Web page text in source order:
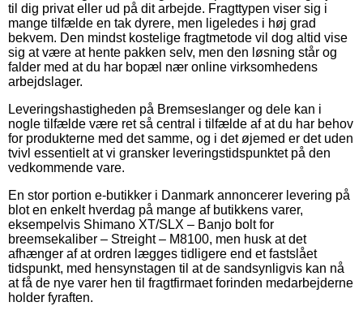
til dig privat eller ud på dit arbejde. Fragttypen viser sig i
mange tilfælde en tak dyrere, men ligeledes i høj grad
bekvem. Den mindst kostelige fragtmetode vil dog altid vise
sig at være at hente pakken selv, men den løsning står og
falder med at du har bopæl nær online virksomhedens
arbejdslager.
Leveringshastigheden på Bremseslanger og dele kan i
nogle tilfælde være ret så central i tilfælde af at du har behov
for produkterne med det samme, og i det øjemed er det uden
tvivl essentielt at vi gransker leveringstidspunktet på den
vedkommende vare.
En stor portion e-butikker i Danmark annoncerer levering på
blot en enkelt hverdag på mange af butikkens varer,
eksempelvis Shimano XT/SLX – Banjo bolt for
breemsekaliber – Streight – M8100, men husk at det
afhænger af at ordren lægges tidligere end et fastslået
tidspunkt, med hensynstagen til at de sandsynligvis kan nå
at få de nye varer hen til fragtfirmaet forinden medarbejderne
holder fyraften.